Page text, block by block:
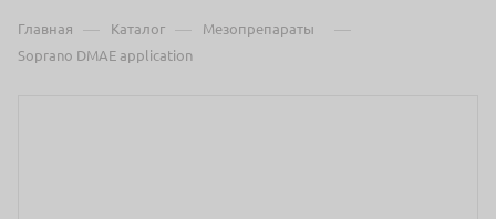
Главная — Каталог — Мезопрепараты —
Soprano DMAE application